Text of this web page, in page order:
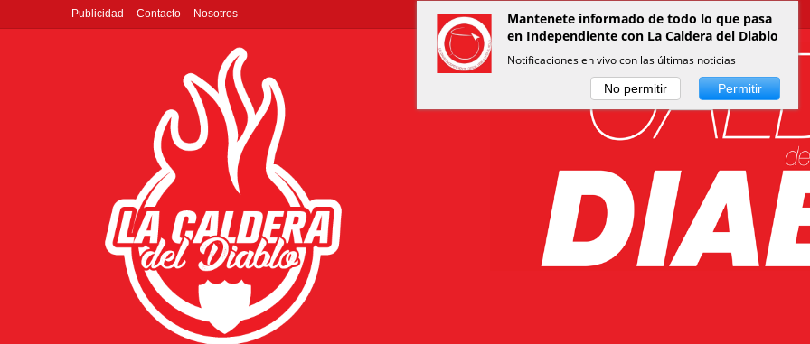
Publicidad Contacto Nosotros
Mantenete informado de todo lo que pasa
en Independiente con La Caldera del Diablo
Notificaciones en vivo con las últimas noticias
No permitir Permitir